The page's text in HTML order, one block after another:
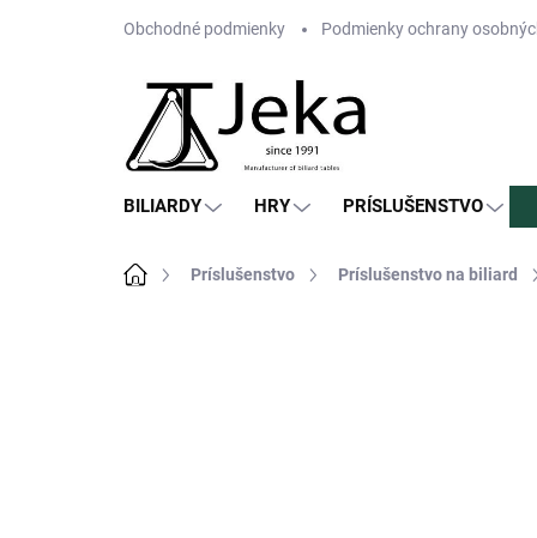
Obchodné podmienky Podmienky ochrany
BILIARDY HRY PRÍSLUŠENSTVO
DomovPríslušenstvo Príslušenstvo na biliard